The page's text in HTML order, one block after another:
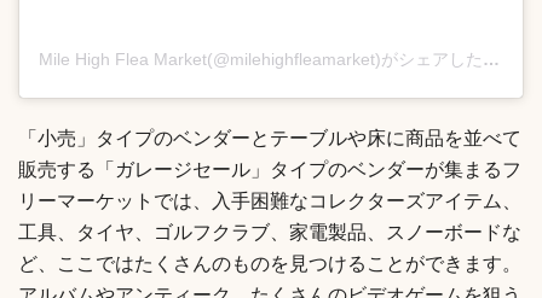
Mile High Flea Market(@milehighfleamarket)がシェアした投稿
「小売」タイプのベンダーとテーブルや床に商品を並べて
販売する「ガレージセール」タイプのベンダーが集まるフ
リーマーケットでは、入手困難なコレクターズアイテム、
工具、タイヤ、ゴルフクラブ、家電製品、スノーボードな
ど、ここではたくさんのものを見つけることができます。